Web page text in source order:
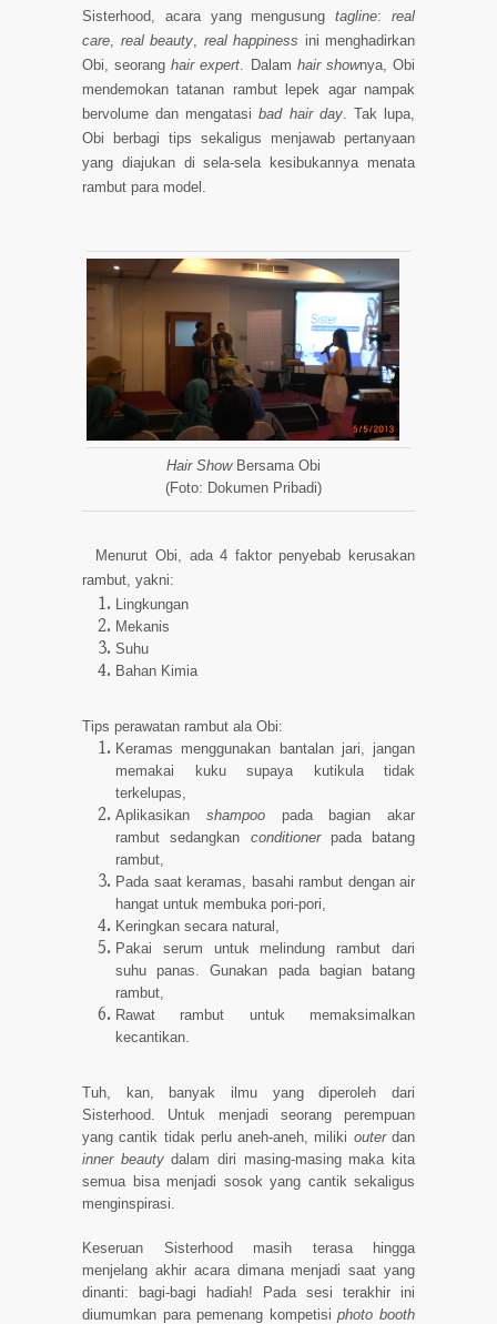
Sisterhood, acara yang mengusungtagline:real
care
real beauty real happiness ini menghadirkan
Obi, seoranghair expert . Dalam hair shownya, Obi
mendemokan tatanan rambut lepek agar nampak
bervolume dan mengatasibad hair day. Tak lupa,
Obi berbagi tips sekaligus menjawab pertanyaan
yang diajukan di sela-sela kesibukannya menata
rambut para model.
Hair ShowBersama Obi
(Foto: Dokumen Pribadi)
Menurut Obi, ada 4 faktor penyebab kerusakan
rambut, yakni:
Lingkungan
Mekanis
Suhu
Bahan Kimia
Tips perawatan rambut ala Obi:
Keramas menggunakan bantalan jari, jangan
memakai kuku supaya kutikula tidak
terkelupas,
Aplikasikan shampoopada bagian akar
rambut sedangkan conditionerpada batang
rambut,
Pada saat keramas, basahi rambut dengan air
hangat untuk membuka pori-pori,
Keringkan secara natural,
Pakai serum untuk melindung rambut dari
suhu panas. Gunakan pada bagian batang
rambut,
Rawat rambut untuk memaksimalkan
kecantikan.
Tuh, kan, banyak ilmu yang diperoleh dari
Sisterhood. Untuk menjadi seorang perempuan
yang cantik tidak perlu aneh-aneh, miliki outerdan
inner beautydalam diri masing-masing maka kita
semua bisa menjadi sosok yang cantik sekaligus
menginspirasi
Keseruan Sisterhood masih terasa hingga
menjelang akhir acara dimana menjadi saat yang
dinanti: bagi-bagi hadiah! Pada sesi terakhir ini
diumumkan para pemenang kompetisiphoto booth